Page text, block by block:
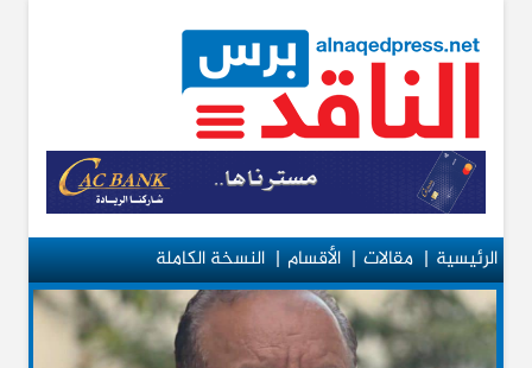
الرئيسية|مقالات|الأقسام|النسخة الكاملة